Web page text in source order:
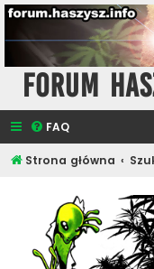
Forum
FAQ
Strona główna